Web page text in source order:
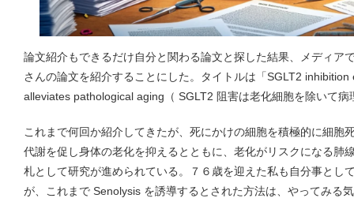
論文紹介もできるだけ自分と関わる論文と探した結果、メディア
さんの論文を紹介することにした。タイトルは「SGLT2
alleviates pathological aging（ SGLT2 阻害は老化細胞を除いて病
これまで何回か紹介してきたが、死にかけの細胞を積極的に細胞
代謝を促し身体の老化を抑えるとともに、老化がリスクになる肺
札として研究が進められている。７６歳を迎えた私も自分事とし
が、これまで Senolysis を誘導するとされた方法は、やってみる